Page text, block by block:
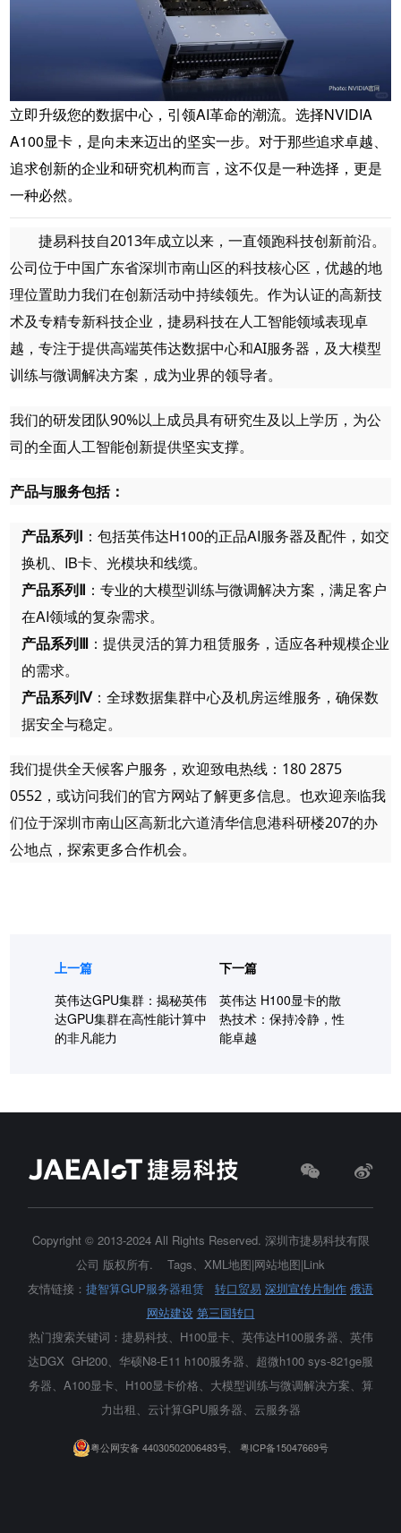
立即升级您的数据中心，引领AI革命的潮流。选择NVIDIA
A100显卡，是向未来迈出的坚实一步。对于那些追求卓越、
追求创新的企业和研究机构而言，这不仅是一种选择，更是
一种必然。
捷易科技自2013年成立以来，一直领跑科技创新前沿。
公司位于中国广东省深圳市南山区的科技核心区，优越的地
理位置助力我们在创新活动中持续领先。作为认证的高新技
术及专精专新科技企业，捷易科技在人工智能领域表现卓
越，专注于提供高端英伟达数据中心和AI服务器，及大模型
训练与微调解决方案，成为业界的领导者。
我们的研发团队90%以上成员具有研究生及以上学历，为公
司的全面人工智能创新提供坚实支撑。
产品与服务包括：
产品系列Ⅰ ：包括英伟达H100的正品AI服务器及配件，如交
换机、IB卡、光模块和线缆。
产品系列Ⅱ ：专业的大模型训练与微调解决方案，满足客户
在AI领域的复杂需求。
产品系列Ⅲ ：提供灵活的算力租赁服务，适应各种规模企业
的需求。
产品系列Ⅳ：全球数据集群中心及机房运维服务，确保数
据安全与稳定。
我们提供全天候客户服务，欢迎致电热线：180 2875
0552，或访问我们的官方网站了解更多信息。也欢迎亲临我
们位于深圳市南山区高新北六道清华信息港科研楼207的办
公地点，探索更多合作机会。
上一篇
英伟达GPU集群：揭秘英伟
达GPU集群在高性能计算中
的非凡能力
下一篇
英伟达 H100显卡的散
热技术：保持冷静，性
能卓越
Copyright © 2013-2024 All Rights Reserved. 深圳市捷易科技有限
公司 版权所有. Tags、 XML地图|网站地图|Link
友情链接： 捷智算GUP服务器租赁 转口贸易 深圳宣传片制作 俄语
网站建设 第三国转口
热门搜索关键词：捷易科技、H100显卡、 英伟达H100服务器、英伟
达DGX GH200、华硕N8-E11 h100服务器、超微h100 sys-821ge服
务器、A100显卡、H100显卡价格、大模型训练与微调解决方案、算
力出租、云计算GPU服务器、云服务器
粤公网安备 44030502006483号、 粤ICP备15047669号